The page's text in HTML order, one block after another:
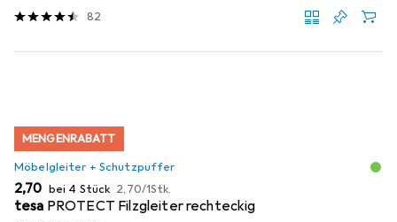
82
MENGENRABATT
Möbelgleiter + Schutzpuffer
EUR
2,70 bei 4 Stück EUR
2,70/1Stk.
tesa PROTECT Filzgleiter rechteckig